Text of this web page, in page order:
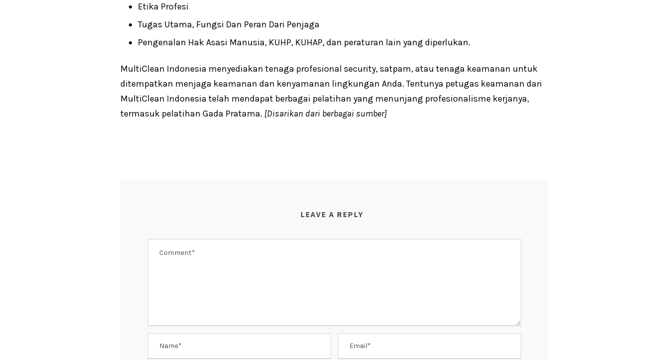
Etika Profesi
Tugas Utama, Fungsi Dan Peran Dari Penjaga
Pengenalan Hak Asasi Manusia, KUHP, KUHAP, dan peraturan lain yang diperlukan.
MultiClean Indonesia menyediakan tenaga profesional security, satpam, atau tenaga keamanan untuk
ditempatkan menjaga keamanan dan kenyamanan lingkungan Anda. Tentunya petugas keamanan dari
MultiClean Indonesia telah mendapat berbagai pelatihan yang menunjang profesionalisme kerjanya,
termasuk pelatihan Gada Pratama. [Disarikan dari berbagai sumber]
LEAVE A REPLY